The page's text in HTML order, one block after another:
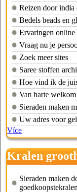
Reizen door india
Bedels beads en
Ervaringen online
Vraag nu je
Zoek meer sites
Saree stoffen
Hoe vind ik de
Van harte
Sieraden maken
Uw adres voor
Více
Kralen
Sieraden maken